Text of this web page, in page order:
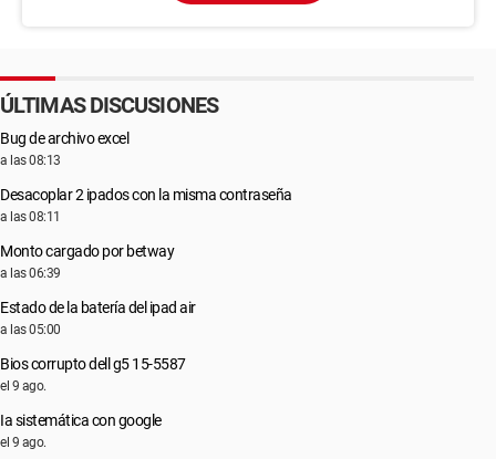
ÚLTIMAS DISCUSIONES
Bug de archivo excel
a las 08:13
Desacoplar 2 ipados con la misma contraseña
a las 08:11
Monto cargado por betway
a las 06:39
Estado de la batería del ipad air
a las 05:00
Bios corrupto dell g5 15-5587
el 9 ago.
Ia sistemática con google
el 9 ago.